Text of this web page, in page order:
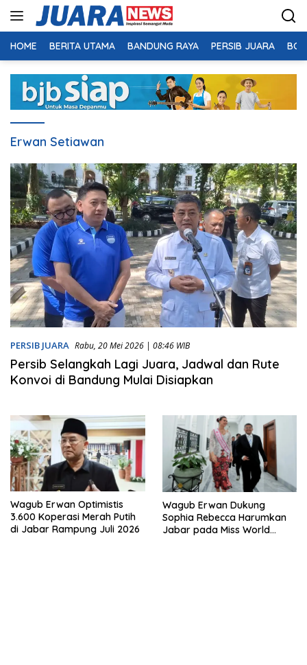
HOME BERITA UTAMA BANDUNG RAYA PERSIB JUARA
Erwan Setiawan
PERSIB JUARA Rabu, 20 Mei 2026 | 08:46 WIB
Persib Selangkah Lagi Juara, Jadwal dan Rute
Konvoi di Bandung Mulai Disiapkan
Wagub Erwan Optimistis
3.600 Koperasi Merah Putih
di Jabar Rampung Juli 2026
Wagub Erwan Dukung
Sophia Rebecca Harumkan
Jabar pada Miss World